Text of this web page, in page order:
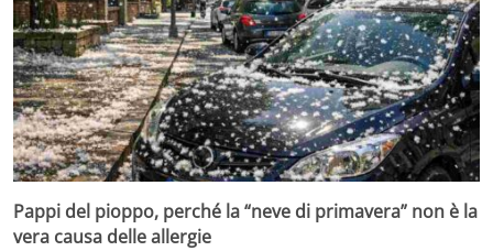
Pappi del pioppo, perché la “neve di primavera” non è la
vera causa delle allergie